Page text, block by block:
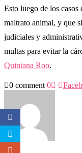
Esto luego de los casos
maltrato animal, y que
judiciales y
multas para evitar la
Quintana Roo.
0 comment 0